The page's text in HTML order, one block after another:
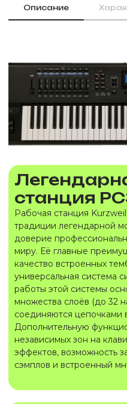
Описание
станция
Рабочая станция
традиции легендарной
доверие
миру. Её главные
качество встроенных
универсальная система
работы этой системы
множества слоёв (до 32
соединяются цепочками
Дополнительную
независимых зон на
эффектов, возможность
сэмплов и встроенный